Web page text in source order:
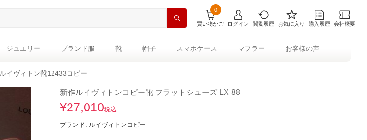
買い物かご
0
ログイン 閲覧履歴 お気に入り 購入履歴 会社概要
ジュエリー ブランド服 靴 帽子 スマホケース マフラー お客様の声
ルイヴィトン靴12433コピー
新作ルイヴィトンコピー靴 フラットシューズ LX-88
¥27,010税込
ブランド: ルイヴィトンコピー